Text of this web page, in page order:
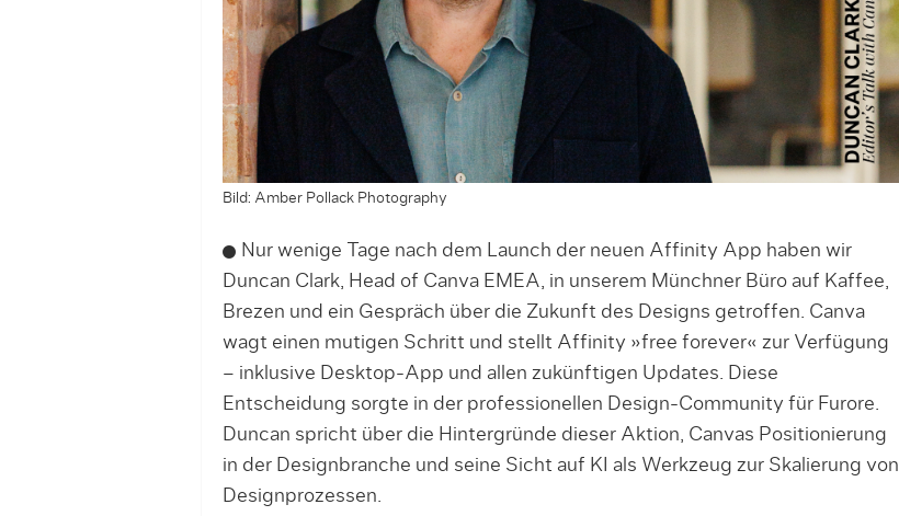
Bild: Amber Pollack Photography
Nur wenige Tage nach dem Launch der neuen Affinity App haben wir
Duncan Clark, Head of Canva EMEA, in unserem Münchner Büro auf Kaffee,
Brezen und ein Gespräch über die Zukunft des Designs getroffen. Canva
wagt einen mutigen Schritt und stellt Affinity »free forever« zur Verfügung
– inklusive Desktop-App und allen zukünftigen Updates. Diese
Entscheidung sorgte in der professionellen Design-Community für Furore.
Duncan spricht über die Hintergründe dieser Aktion, Canvas Positionierung
in der Designbranche und seine Sicht auf KI als Werkzeug zur Skalierung von
Designprozessen.